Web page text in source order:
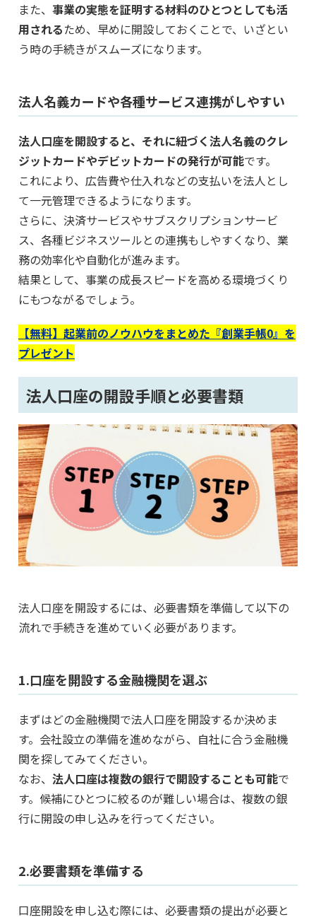
また、 事業の実態を証明する材料のひとつとしても活
用されるため、早めに開設しておくことで、いざとい
う時の手続きがスムーズになります。
法人名義カードや各種サービス連携がしやすい
法人口座を開設すると、それに紐づく法人名義のクレ
ジットカードやデビットカードの発行が可能です。
これにより、広告費や仕入れなどの支払いを法人とし
て一元管理できるようになります。
さらに、決済サービスやサブスクリプションサービ
ス、各種ビジネスツールとの連携もしやすくなり、業
務の効率化や自動化が進みます。
結果として、事業の成長スピードを高める環境づくり
にもつながるでしょう。
【無料】起業前のノウハウをまとめた『創業手帳0』を
プレゼント
法人口座の開設手順と必要書類
法人口座を開設するには、必要書類を準備して以下の
流れで手続きを進めていく必要があります。
1.口座を開設する金融機関を選ぶ
まずはどの金融機関で法人口座を開設するか決めま
す。会社設立の準備を進めながら、自社に合う金融機
関を探してみてください。
なお、 法人口座は複数の銀行で開設することも可能で
す。候補にひとつに絞るのが難しい場合は、複数の銀
行に開設の申し込みを行ってください。
2.必要書類を準備する
口座開設を申し込む際には、必要書類の提出が必要と